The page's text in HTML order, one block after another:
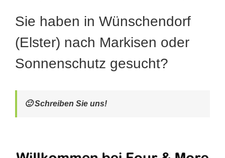
Sie haben in Wünschendorf
(Elster) nach Markisen oder
Sonnenschutz gesucht?
🙂 Schreiben Sie uns!